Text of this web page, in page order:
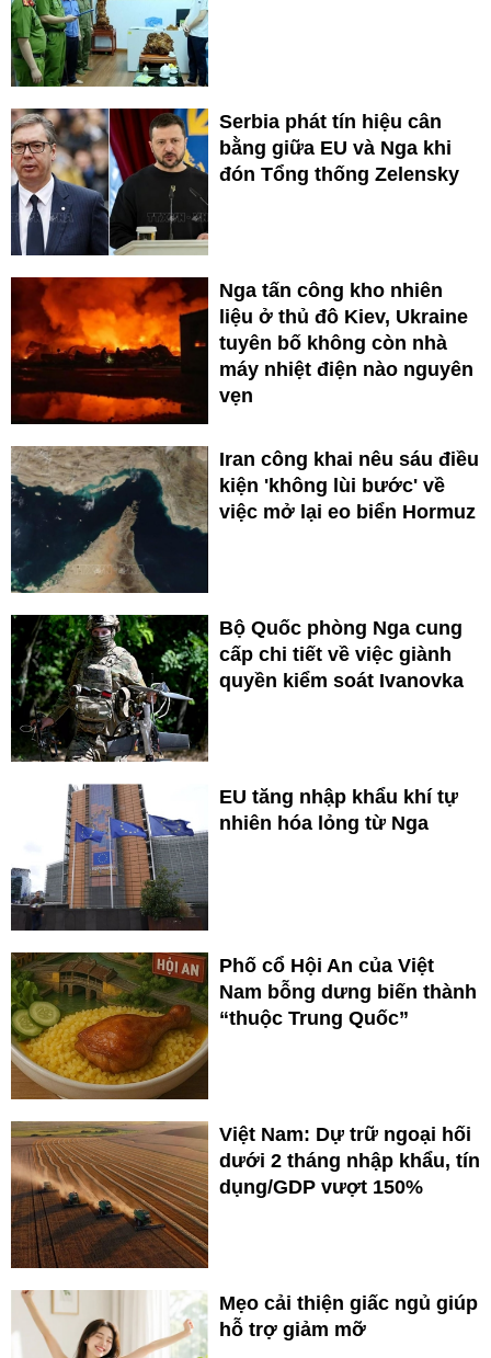
Serbia phát tín hiệu cân
bằng giữa EU và Nga khi
đón Tổng thống Zelensky
Nga tấn công kho nhiên
liệu ở thủ đô Kiev, Ukraine
tuyên bố không còn nhà
máy nhiệt điện nào nguyên
vẹn
Iran công khai nêu sáu điều
kiện 'không lùi bước' về
việc mở lại eo biển Hormuz
Bộ Quốc phòng Nga cung
cấp chi tiết về việc giành
quyền kiểm soát Ivanovka
EU tăng nhập khẩu khí tự
nhiên hóa lỏng từ Nga
Phố cổ Hội An của Việt
Nam bỗng dưng biến thành
“thuộc Trung Quốc”
Việt Nam: Dự trữ ngoại hối
dưới 2 tháng nhập khẩu, tín
dụng/GDP vượt 150%
Mẹo cải thiện giấc ngủ giúp
hỗ trợ giảm mỡ